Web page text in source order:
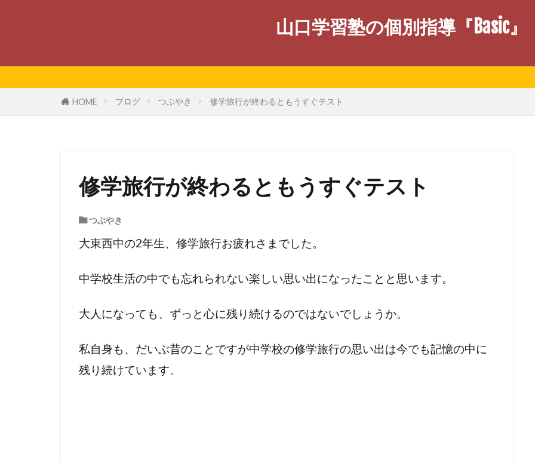
山口学習塾の個別指導『Basic』
HOME ブログ つぶやき 修学旅行が終わるともうすぐテスト
修学旅行が終わるともうすぐテスト
つぶやき
大東西中の2年生、修学旅行お疲れさまでした。
中学校生活の中でも忘れられない楽しい思い出になったことと思います。
大人になっても、ずっと心に残り続けるのではないでしょうか。
私自身も、だいぶ昔のことですが中学校の修学旅行の思い出は今でも記憶の中に
残り続けています。